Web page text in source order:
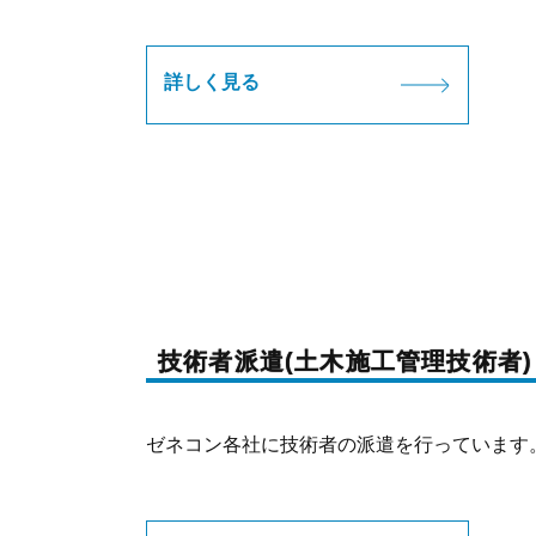
詳しく見る
技術者派遣(土木施工管理技術者)
ゼネコン各社に技術者の派遣を行っています